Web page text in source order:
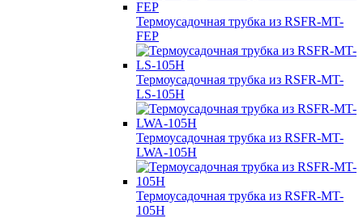
Термоусадочная трубка из RSFR-MT-
FEP
Термоусадочная трубка из RSFR-MT-
LS-105H
Термоусадочная трубка из RSFR-MT-
LWA-105H
Термоусадочная трубка из RSFR-MT-
105H